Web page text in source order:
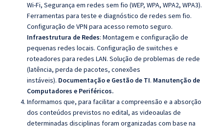
Wi-Fi, Segurança em redes sem fio (WEP, WPA, WPA2, WPA3).
Ferramentas para teste e diagnóstico de redes sem fio.
Configuração de VPN para acesso remoto seguro.
Infraestrutura de Redes: Montagem e configuração de
pequenas redes locais. Configuração de switches e
roteadores para redes LAN. Solução de problemas de rede
(latência, perda de pacotes, conexões
instáveis). Documentação e Gestão de TI. Manutenção de
Computadores e Periféricos.
Informamos que, para facilitar a compreensão e a absorção
dos conteúdos previstos no edital, as videoaulas de
determinadas disciplinas foram organizadas com base na